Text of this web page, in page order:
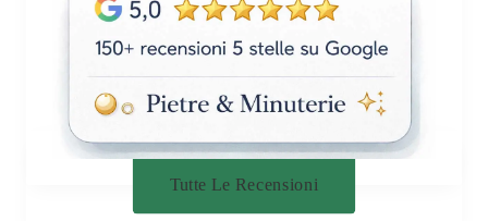
Tutte Le Recensioni